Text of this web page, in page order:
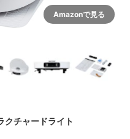
Amazonで見る
クチャードライト